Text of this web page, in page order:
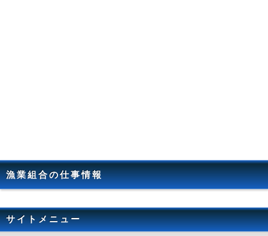
漁業組合の仕事情報
サイトメニュー